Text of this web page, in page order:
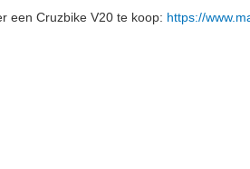
een Cruzbike V20 te koop: https://